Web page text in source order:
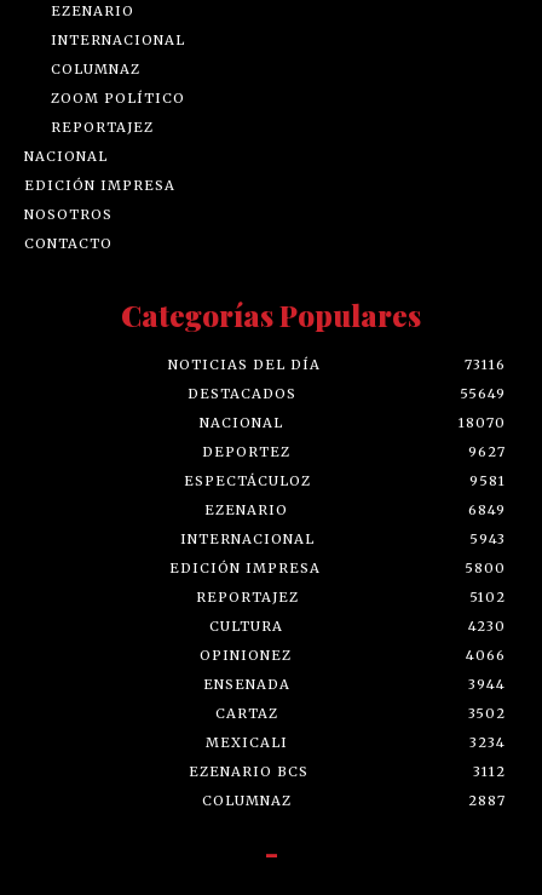
EZENARIO
INTERNACIONAL
COLUMNAZ
ZOOM POLÍTICO
REPORTAJEZ
NACIONAL
EDICIÓN IMPRESA
NOSOTROS
CONTACTO
Categorías Populares
NOTICIAS DEL DÍA
73116
DESTACADOS
55649
NACIONAL
18070
DEPORTEZ
9627
ESPECTÁCULOZ
9581
EZENARIO
6849
INTERNACIONAL
5943
EDICIÓN IMPRESA
5800
REPORTAJEZ
5102
CULTURA
4230
OPINIONEZ
4066
ENSENADA
3944
CARTAZ
3502
MEXICALI
3234
EZENARIO BCS
3112
COLUMNAZ
2887
-